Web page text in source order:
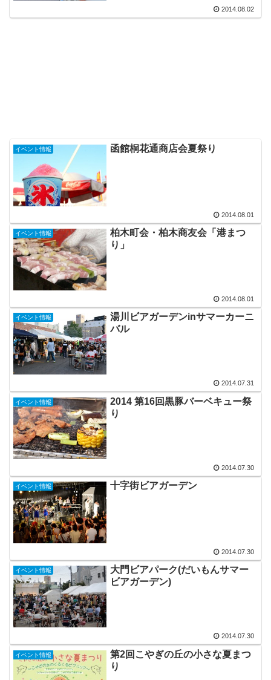
2014.08.02
イベント情報 函館桐花通商店会夏祭り
2014.08.01
イベント情報
柏木町会・柏木商友会「港まつ
り」
2014.08.01
イベント情報
湯川ビアガーデンinサマーカーニ
バル
2014.07.31
イベント情報
2014 第16回黒豚バーベキュー祭
り
2014.07.30
イベント情報 十字街ビアガーデン
2014.07.30
イベント情報
大門ビアパーク(だいもんサマー
ビアガーデン)
2014.07.30
イベント情報
第2回こやぎの丘の小さな夏まつ
り